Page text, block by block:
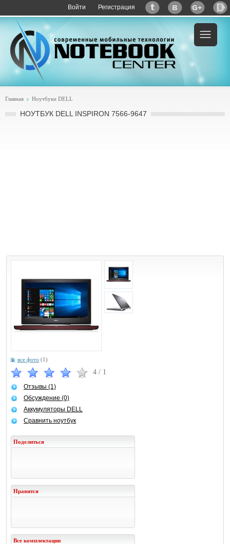
Войти Регистрация
Пример:купить DELL Inspiron 7566-9647
Главная Ноутбуки DELL
НОУТБУК DELL INSPIRON 7566-9647
все фото (1)
4 / 1
Отзывы (1)
Обсуждение (0)
Аккумуляторы DELL
Сравнить ноутбук
Поделиться
Нравится
Все комплектации